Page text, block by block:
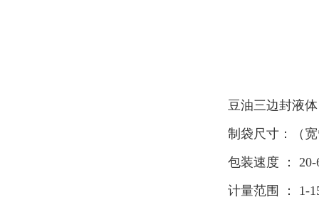
豆油三边封液
制袋尺寸：（
包装速度 ：
计量范围 ： 1-